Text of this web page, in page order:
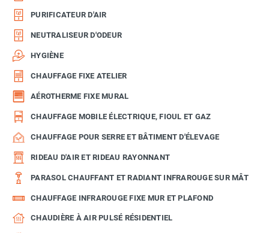
PURIFICATEUR D'AIR
NEUTRALISEUR D'ODEUR
HYGIÈNE
CHAUFFAGE FIXE ATELIER
AÉROTHERME FIXE MURAL
CHAUFFAGE MOBILE ÉLECTRIQUE, FIOUL ET GAZ
CHAUFFAGE POUR SERRE ET BÂTIMENT D'ÉLEVAGE
RIDEAU D'AIR ET RIDEAU RAYONNANT
PARASOL CHAUFFANT ET RADIANT INFRAROUGE SUR MÂT
CHAUFFAGE INFRAROUGE FIXE MUR ET PLAFOND
CHAUDIÈRE À AIR PULSÉ RÉSIDENTIEL